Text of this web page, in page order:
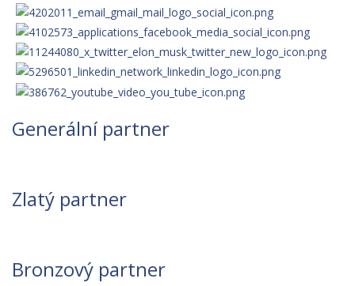
Generální partner
Zlatý partner
Bronzový partner